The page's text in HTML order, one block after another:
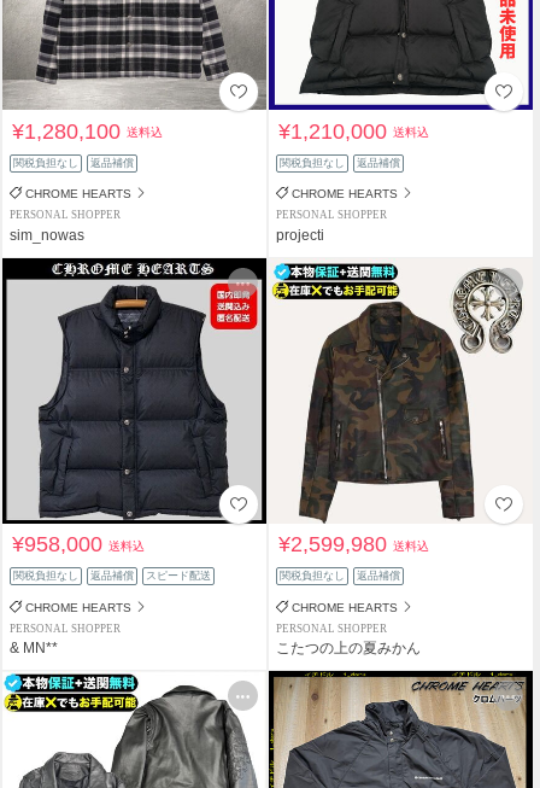
¥1,280,100送料込
関税負担なし 返品補償
CHROME HEARTS
PERSONAL SHOPPER
sim_nowas
¥1,210,000送料込
関税負担なし 返品補償
CHROME HEARTS
PERSONAL SHOPPER
projecti
¥958,000送料込
関税負担なし 返品補償 スピード配送
CHROME HEARTS
PERSONAL SHOPPER
& MN**
¥2,599,980送料込
関税負担なし 返品補償
CHROME HEARTS
PERSONAL SHOPPER
こたつの上の夏みかん